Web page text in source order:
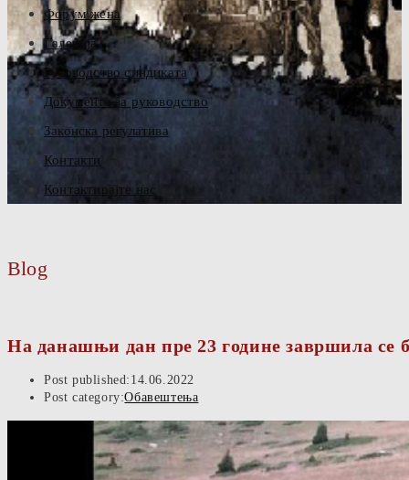
Форум жена
Галерија
Руководство синдиката
Документа за руководство
Законска регулатива
Контакти
Контактирајте нас
Blog
На данашњи дан пре 23 године завршила се
Post published: 14.06.2022
Post category:Обавештења